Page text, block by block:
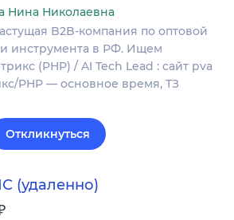
Николаевна
B2B-компания по оптовой
инструмента в РФ. Ищем
(PHP) / AI Tech Lead : сайт pva
PHP — основное время, ТЗ
Откликнуться
(удаленно)